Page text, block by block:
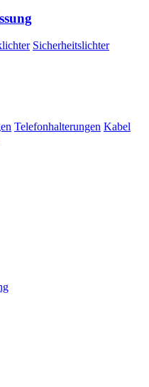
Sicherheitslichter
Telefonhalterungen Kabel